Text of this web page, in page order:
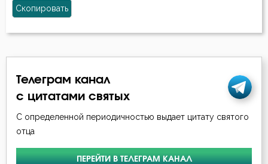
Скопировать
Телеграм канал
с цитатами святых
С определенной периодичностью выдает цитату святого
отца
ПЕРЕЙТИ В ТЕЛЕГРАМ КАНАЛ